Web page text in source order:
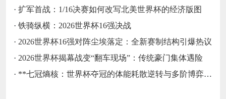
· 扩军首战：1/16决赛如何改写北美世界杯的经济版图
· 铁骑纵横：2026世界杯16强决战
· 2026世界杯16强对阵尘埃落定：全新赛制结构引爆热议
· 2026世界杯揭幕战变“翻车现场”：传统豪门集体遇险
· **七冠熵核：世界杯夺冠的体能耗散逆转与多阶博弈论**